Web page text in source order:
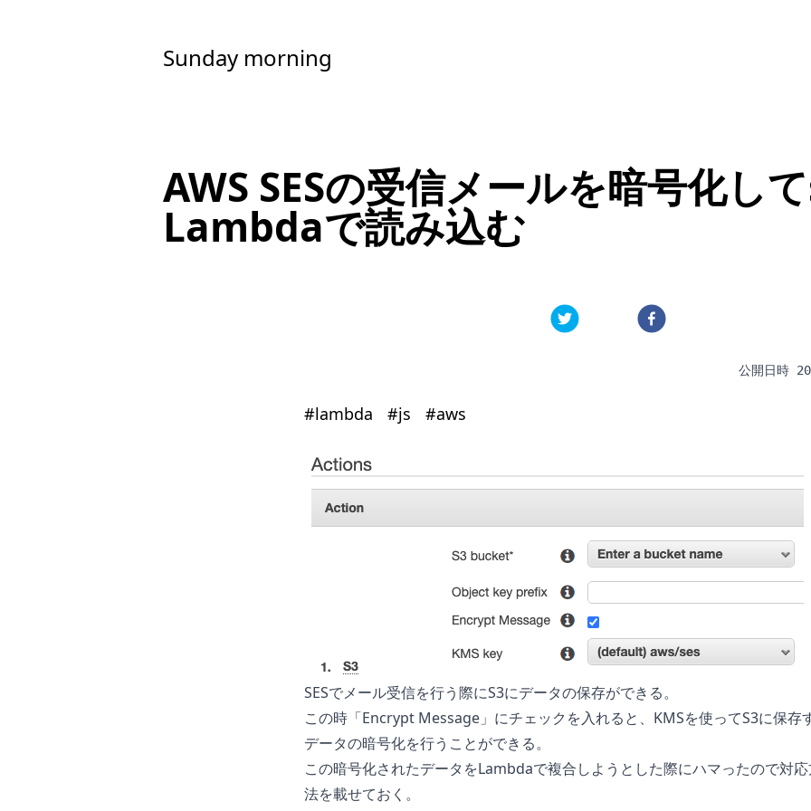
Sunday morning
AWS SESの受信メールを暗号化し
Lambdaで読み込む
公開日時
#lambda #js #aws
SESでメール受信を行う際にS3にデータの保存ができる。
この時「Encrypt Message」にチェックを入れると、KMSを使ってS3に保存
データの暗号化を行うことができる。
この暗号化されたデータをLambdaで複合しようとした際にハマったので対
法を載せておく。